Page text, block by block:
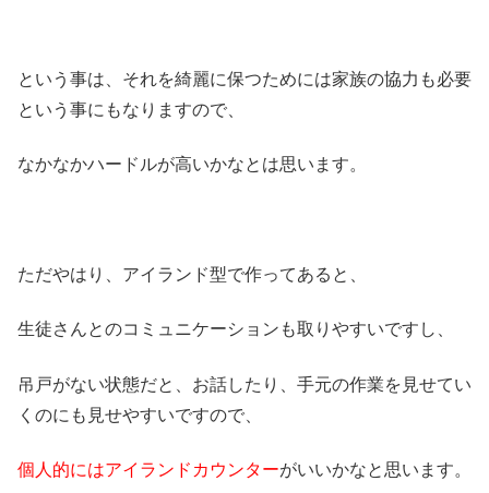
という事は、それを綺麗に保つためには家族の協力も必要
という事にもなりますので、
なかなかハードルが高いかなとは思います。
ただやはり、アイランド型で作ってあると、
生徒さんとのコミュニケーションも取りやすいですし、
吊戸がない状態だと、お話したり、手元の作業を見せてい
くのにも見せやすいですので、
個人的にはアイランドカウンターがいいかなと思います。